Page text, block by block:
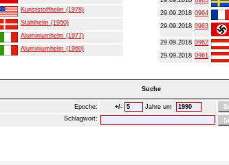
Kunststoffhelm (1978)
Stahlhelm (1950)
Aluminiumhelm (1977)
Aluminiumhelm (1960)
29.09.2018 0964
29.09.2018 0963
29.09.2018 0962
29.09.2018 0961
Suche
Epoche: +/-
Jahre um
Schlagwort: